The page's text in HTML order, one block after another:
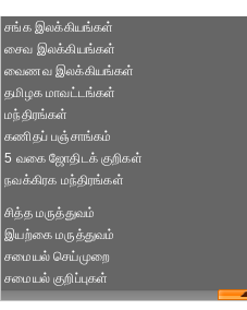
சங்க இலக்கியங்கள்
சைவ இலக்கியங்கள்
வைணவ இலக்கியங்கள்
தமிழக மாவட்டங்கள்
மந்திரங்கள்
கணிதப் பஞ்சாங்கம்
5 வகை ஜோதிடக் குறிகள்
நவக்கிரக மந்திரங்கள்
சித்த மருத்துவம்
இயற்கை மருத்துவம்
சமையல் செய்முறை
சமையல் குறிப்புகள்